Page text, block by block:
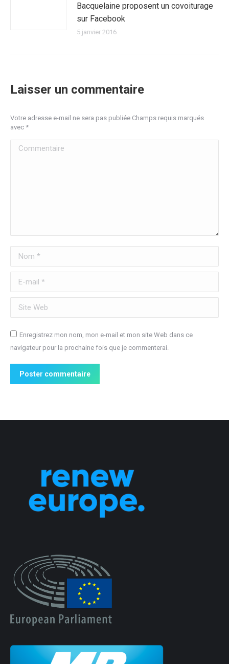
Bacquelaine proposent un covoiturage
sur Facebook
5 janvier 2016
Laisser un commentaire
Votre adresse e-mail ne sera pas publiée Champs requis marqués
avec *
Commentaire
Nom *
E-mail *
Site Web
Enregistrez mon nom, mon e-mail et mon site Web dans ce
navigateur pour la prochaine fois que je commenterai.
Poster commentaire